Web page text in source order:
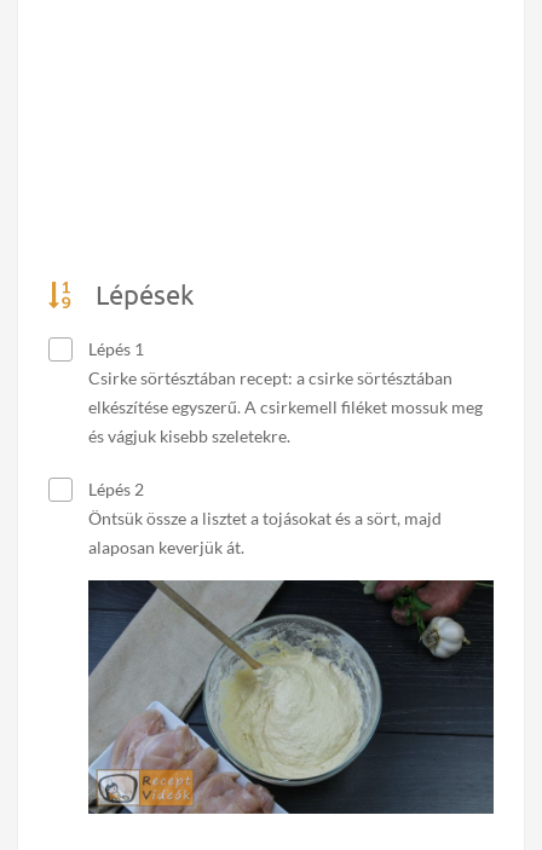
Lépések
Lépés 1
Csirke sörtésztában recept: a csirke sörtésztában
elkészítése egyszerű. A csirkemell filéket mossuk meg
és vágjuk kisebb szeletekre.
Lépés 2
Öntsük össze a lisztet a tojásokat és a sört, majd
alaposan keverjük át.